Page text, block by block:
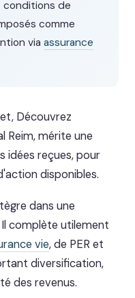
conditions de
comme
via assurance
Découvrez
Reim, mérite une
idées reçues, pour
disponibles.
dans une
complète utilement
vie, de PER et
diversification,
des revenus.